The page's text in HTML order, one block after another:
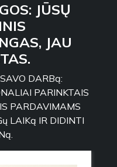
JŪSŲ
JAU
DARBą:
PARINKTAIS
PARDAVIMAMS
LAIKą IR DIDINTI